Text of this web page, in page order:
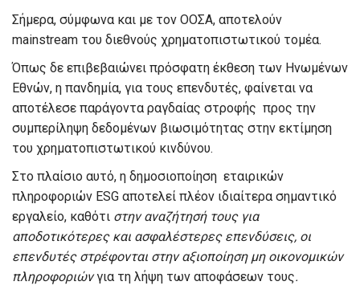
Σήμερα, σύμφωνα και με τον ΟΟΣΑ, αποτελούν
mainstream του διεθνούς χρηματοπιστωτικού τομέα.
Όπως δε επιβεβαιώνει πρόσφατη έκθεση των Ηνωμένων
Εθνών, η πανδημία, για τους επενδυτές, φαίνεται να
αποτέλεσε παράγοντα ραγδαίας στροφής προς την
συμπερίληψη δεδομένων βιωσιμότητας στην εκτίμηση
του χρηματοπιστωτικού κινδύνου.
Στο πλαίσιο αυτό, η δημοσιοποίηση εταιρικών
πληροφοριών ESG αποτελεί πλέον ιδιαίτερα σημαντικό
εργαλείο, καθότι στην αναζήτησή τους για
αποδοτικότερες και ασφαλέστερες επενδύσεις, οι
επενδυτές στρέφονται στην αξιοποίηση μη οικονομικών
πληροφοριώνγια τη λήψη των αποφάσεων τους.